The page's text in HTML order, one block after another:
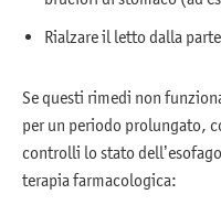
Rialzare il letto dalla
Se questi rimedi non
per un periodo prolungato,
controlli lo stato
terapia farmacologica: